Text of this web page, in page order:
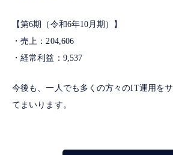
【第6期（令和6年10月期）】
・売上：204,606
・経常利益：9,537
今後も、一人でも多くの方々のIT運用を
てまいります。